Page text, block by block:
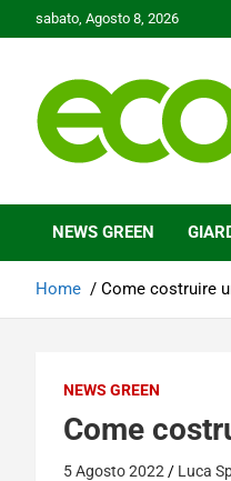
to
sabato, Agosto 8, 2026
Ecoo.it
NEWS GREEN
Home Come costruire
NEWS GREEN
Come
5 Agosto 2022 Luca